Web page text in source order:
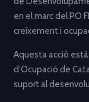
en el marc del PO
creixement i
Aquesta acció
d’Ocupació de
suport al